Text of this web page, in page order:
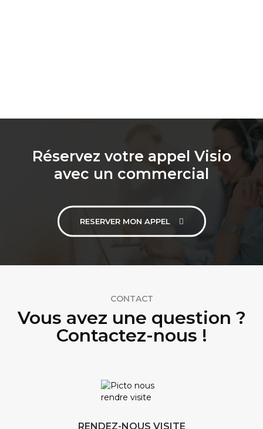
Réservez votre appel Visio
avec un commercial
RESERVER MON APPEL
CONTACT
Vous avez une question ?
Contactez-nous !
RENDEZ-NOUS VISITE